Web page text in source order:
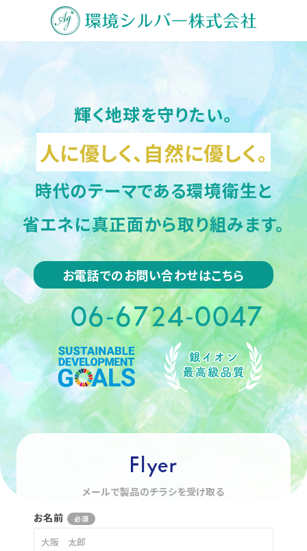
輝く地球を守りたい。
人に優しく、自然に優しく。
時代のテーマである環境衛生と
省エネに真正面から取り組みます。
お電話でのお問い合わせはこちら
06-6724-0047
Flyer
メールで製品のチラシを受け取る
お名前
必須